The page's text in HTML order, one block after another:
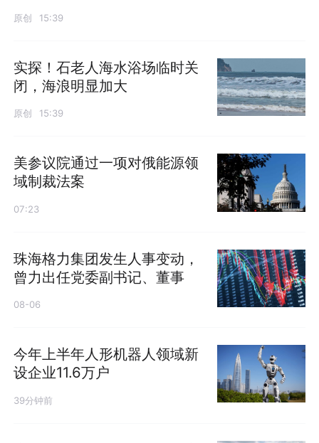
原创 15:39
实探！石老人海水浴场临时关
闭，海浪明显加大
原创 15:39
美参议院通过一项对俄能源领
域制裁法案
07:23
珠海格力集团发生人事变动，
曾力出任党委副书记、董事
08-06
今年上半年人形机器人领域新
设企业11.6万户
39分钟前